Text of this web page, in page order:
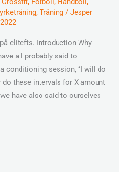
Crossfit, Fotboll , Handboll ,
, Träning / Jesper
elitefts. Introduction Why
all probably said to
conditioning session, “I will do
these intervals for X amount
have also said to ourselves